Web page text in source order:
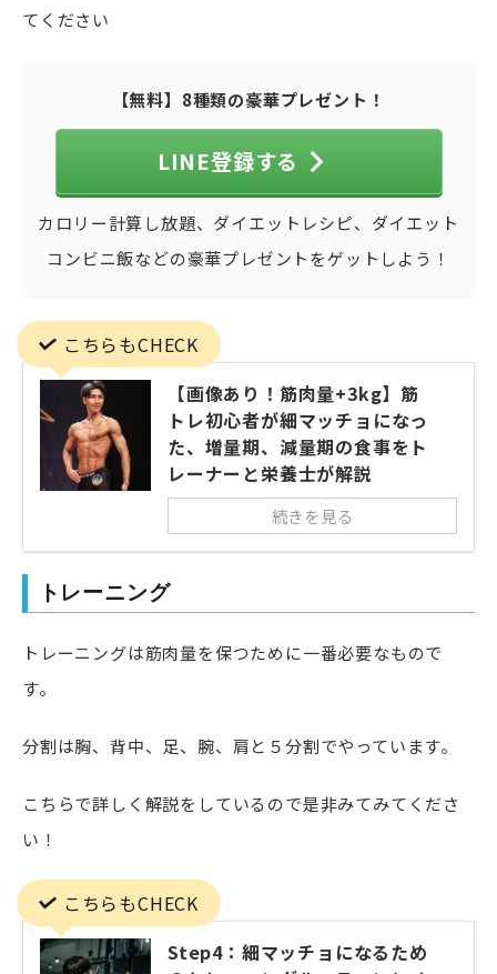
てください
【無料】8種類の豪華プレゼント！
LINE登録する
カロリー計算し放題、ダイエットレシピ、ダイエット
コンビニ飯などの豪華プレゼントをゲットしよう！
こちらもCHECK
【画像あり！筋肉量+3kg】筋
トレ初心者が細マッチョになっ
た、増量期、減量期の食事をト
レーナーと栄養士が解説
続きを見る
トレーニング
トレーニングは筋肉量を保つために一番必要なもので
す。
分割は胸、背中、足、腕、肩と５分割でやっています。
こちらで詳しく解説をしているので是非みてみてくださ
い！
こちらもCHECK
Step4：細マッチョになるため